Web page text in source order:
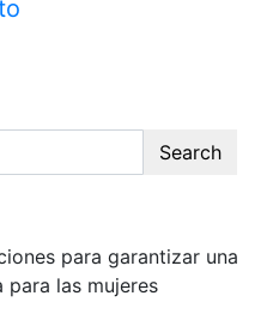
Search
para garantizar una
las mujeres